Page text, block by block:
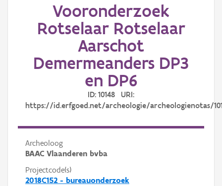
Vooronderzoek
Rotselaar Rotselaar
Aarschot
Demermeanders DP3
en DP6
ID: 10148 URI:
https://id.erfgoed.net/archeologie/archeologienotas/
Archeoloog
BAAC Vlaanderen bvba
Projectcode(s)
2018C152 - bureauonderzoek